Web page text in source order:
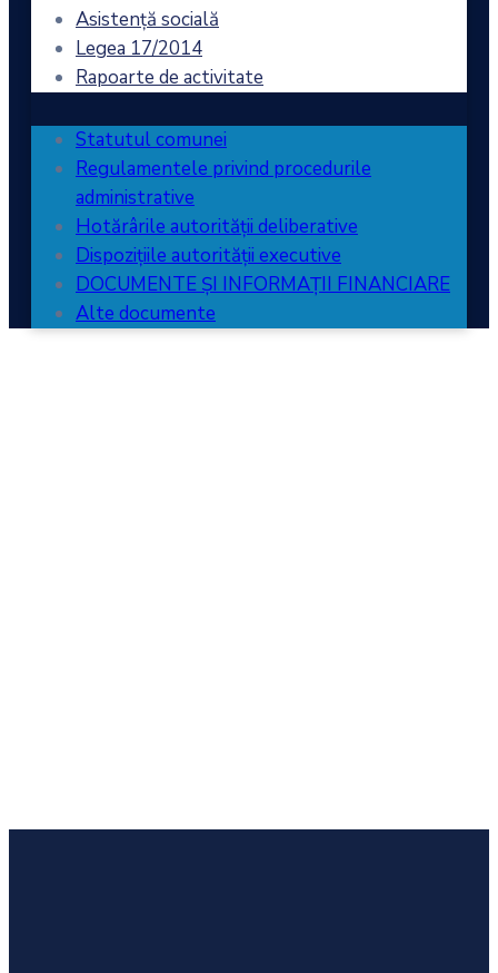
Asistență socială
Legea 17/2014
Rapoarte de activitate
Statutul comunei
Regulamentele privind procedurile
administrative
Hotărârile autorității deliberative
Dispozițiile autorității executive
DOCUMENTE ȘI INFORMAȚII FINANCIARE
Alte documente